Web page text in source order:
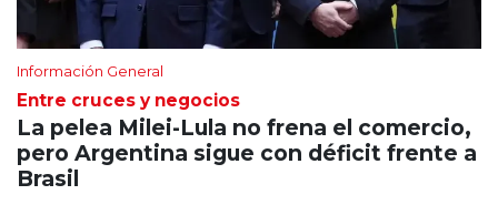
Información General
Entre cruces y negocios
La pelea Milei-Lula no frena el comercio,
pero Argentina sigue con déficit frente a
Brasil